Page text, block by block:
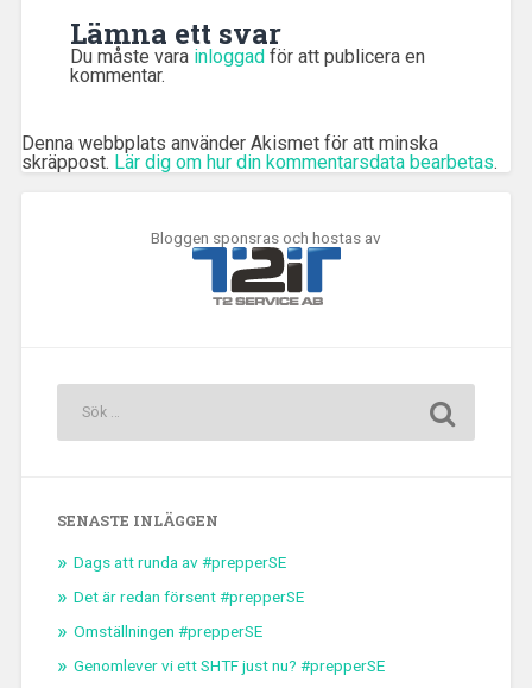
Lämna ett svar
Du måste vara inloggad för att publicera en
kommentar.
Denna webbplats använder Akismet för att minska
skräppost. Lär dig om hur din kommentarsdata bearbetas.
Bloggen sponsras och hostas av
SENASTE INLÄGGEN
Dags att runda av #prepperSE
Det är redan försent #prepperSE
Omställningen #prepperSE
Genomlever vi ett SHTF just nu? #prepperSE